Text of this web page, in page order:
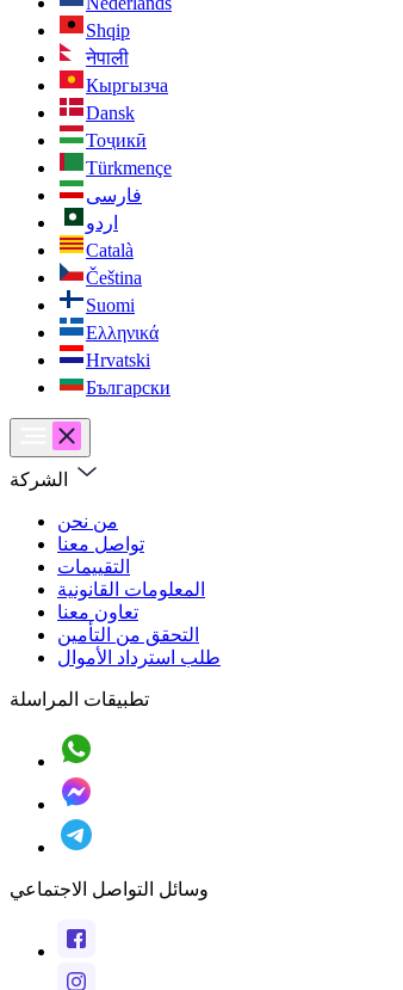
Shqip
नेपाली
Кыргызча
Dansk
Тоҷикӣ
Türkmençe
فارسی
اردو
Català
Čeština
Suomi
Ελληνικά
Hrvatski
Български
الشركة
من نحن
تواصل معنا
التقييمات
المعلومات القانونية
تعاون معنا
التحقق من التأمين
طلب استرداد الأموال
تطبيقات المراسلة
وسائل التواصل الاجتماعي